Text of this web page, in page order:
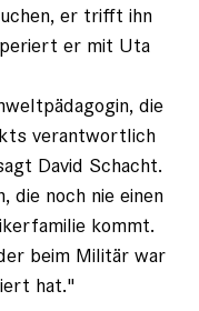
er trifft ihn
er mit Uta
die
verantwortlich
David Schacht.
die noch nie einen
kommt.
beim Militär war
hat."